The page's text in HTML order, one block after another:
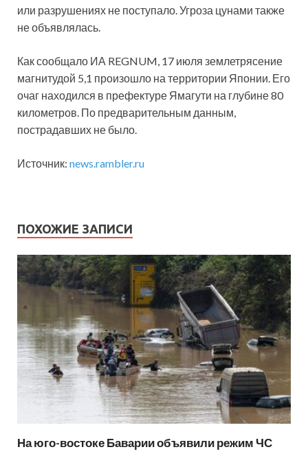
или разрушениях не поступало. Угроза цунами также
не объявлялась.
Как сообщало ИА REGNUM, 17 июля землетрясение
магнитудой 5,1 произошло на территории Японии. Его
очаг находился в префектуре Ямагути на глубине 80
километров. По предварительным данным,
пострадавших не было.
Источник: news.rambler.ru
ПОХОЖИЕ ЗАПИСИ
На юго-востоке Баварии объявили режим ЧС